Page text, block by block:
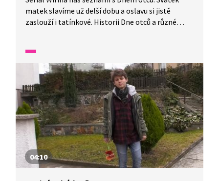
matek slavíme už delší dobu a oslavu si jistě
zaslouží i tatínkové. Historii Dne otců a různé
04:10